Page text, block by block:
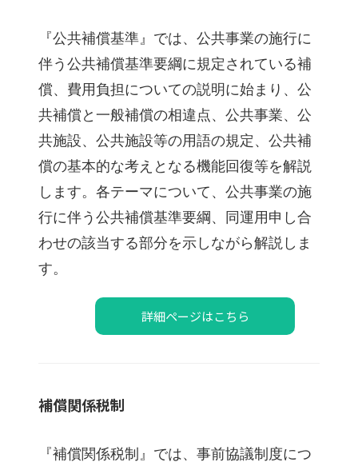
『公共補償基準』では、公共事業の施行に
伴う公共補償基準要綱に規定されている補
償、費用負担についての説明に始まり、公
共補償と一般補償の相違点、公共事業、公
共施設、公共施設等の用語の規定、公共補
償の基本的な考えとなる機能回復等を解説
します。各テーマについて、公共事業の施
行に伴う公共補償基準要綱、同運用申し合
わせの該当する部分を示しながら解説しま
す。
詳細ページはこちら
補償関係税制
『補償関係税制』では、事前協議制度につ